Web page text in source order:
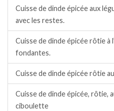
Cuisse de dinde épicée aux
avec les restes.
Cuisse de dinde épicée rôtie à
fondantes.
Cuisse de dinde épicée rôtie
Cuisse de dinde épicée, rôtie,
ciboulette